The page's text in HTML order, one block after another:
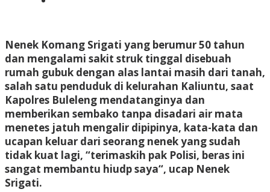
Nenek Komang Srigati yang berumur 50 tahun
dan mengalami sakit struk tinggal disebuah
rumah gubuk dengan alas lantai masih dari tanah,
salah satu penduduk di kelurahan Kaliuntu, saat
Kapolres Buleleng mendatanginya dan
memberikan sembako tanpa disadari air mata
menetes jatuh mengalir dipipinya, kata-kata dan
ucapan keluar dari seorang nenek yang sudah
tidak kuat lagi, “terimaskih pak Polisi, beras ini
sangat membantu hiudp saya“, ucap Nenek
Srigati.